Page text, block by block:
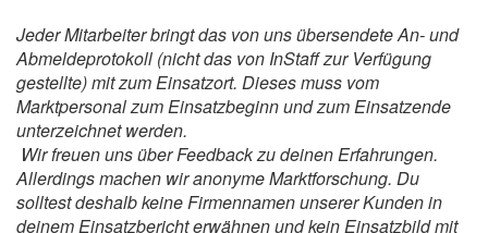
Jeder Mitarbeiter bringt das von uns übersendete An- und
Abmeldeprotokoll (nicht das von InStaff zur Verfügung
gestellte) mit zum Einsatzort. Dieses muss vom
Marktpersonal zum Einsatzbeginn und zum Einsatzende
unterzeichnet werden.
Wir freuen uns über Feedback zu deinen Erfahrungen.
Allerdings machen wir anonyme Marktforschung. Du
solltest deshalb keine Firmennamen unserer Kunden in
deinem Einsatzbericht erwähnen und kein Einsatzbild mit